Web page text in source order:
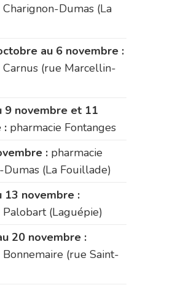
Dumas (La
au 6 novembre :
Carnus (rue Marcellin-
9 novembre et 11
: pharmacie Fontanges
: pharmacie
(La Fouillade)
13 novembre :
Palobart (Laguépie)
20 novembre :
Bonnemaire (rue Saint-